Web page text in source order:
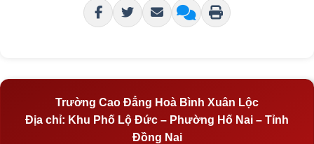
Trường Cao Đẳng Hoà Bình Xuân Lộc
Địa chỉ: Khu Phố Lộ Đức – Phường Hố Nai – Tỉnh
Đồng Nai